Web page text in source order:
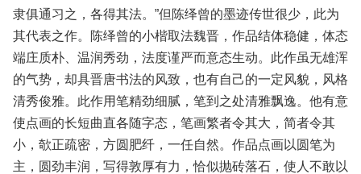
隶俱通习之，各得其法。”但陈绎曾的墨迹传世很少，此为
其代表之作。陈绎曾的小楷取法魏晋，作品结体稳健，体态
端庄质朴、温润秀劲，法度谨严而意态生动。此作虽无雄浑
的气势，却具晋唐书法的风致，也有自己的一定风貌，风格
清秀俊雅。此作用笔精劲细腻，笔到之处清雅飘逸。他有意
使点画的长短曲直各随字态，笔画繁者令其大，简者令其
小，欹正疏密，方圆肥纤，一任自然。作品点画以圆笔为
主，圆劲丰润，写得敦厚有力，恰似抛砖落石，使人不敢以